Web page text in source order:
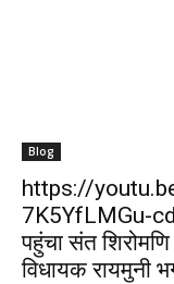
Blog
https://
7K5YfLMGu-
पहुंचा संत
विधायक रायमुनी